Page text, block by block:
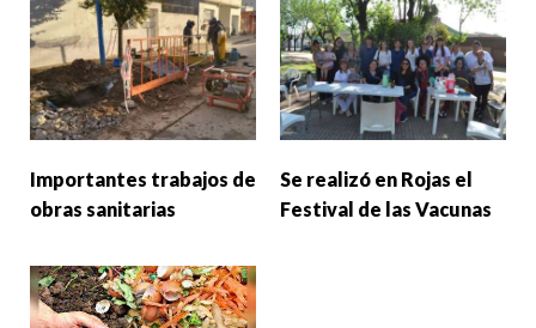
Importantes trabajos de
obras sanitarias
Se realizó en Rojas el
Festival de las Vacunas